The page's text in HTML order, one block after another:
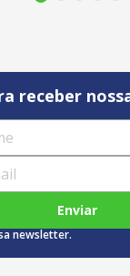
receber
Enviar
newsletter.